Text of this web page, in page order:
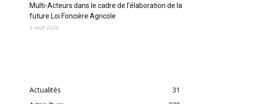
Multi-Acteurs dans le cadre de l’élaboration de la
future Loi Foncière Agricole
4 août 2026
Actualités
31